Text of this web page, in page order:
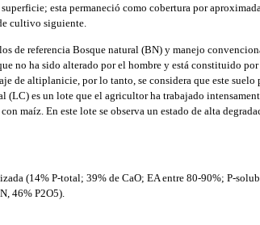
esta permaneció como cobertura por
cultivo siguiente.
de referencia Bosque natural (BN) y manejo
no ha sido alterado por el hombre y está constituido
de altiplanicie, por lo tanto, se considera que este suelo
es un lote que el agricultor ha trabajado
maíz. En este lote se observa un estado de alta
(14% P-total; 39% de CaO; EA entre 80-90%; P-
46% P2O5).